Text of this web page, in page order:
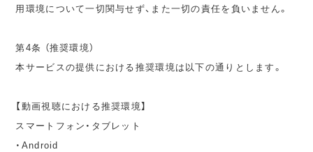
用環境について一切関与せず、また一切の責任を負いません。
第4条 （推奨環境）
本サービスの提供における推奨環境は以下の通りとします。
【動画視聴における推奨環境】
スマートフォン・タブレット
・Android